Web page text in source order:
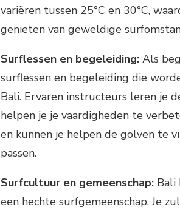
variëren tussen 25°C en 30°C,
genieten van geweldige
Surflessen en begeleiding: Als
surflessen en begeleiding die
Bali. Ervaren instructeurs leren je
helpen je je vaardigheden te
en kunnen je helpen de golven te
passen.
Surfcultuur en gemeenschap: Bali
een hechte surfgemeenschap. Je